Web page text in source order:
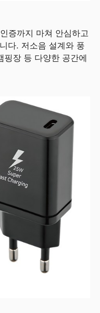
증까지 마쳐 안심하고
다. 저소음 설계와 풍
핑장 등 다양한 공간에